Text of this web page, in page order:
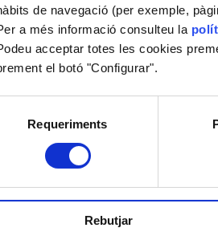
de navegació (per exemple,
a més informació consulteu la
acceptar totes les cookies
el botó "Configurar".
Requeriments
Rebutjar